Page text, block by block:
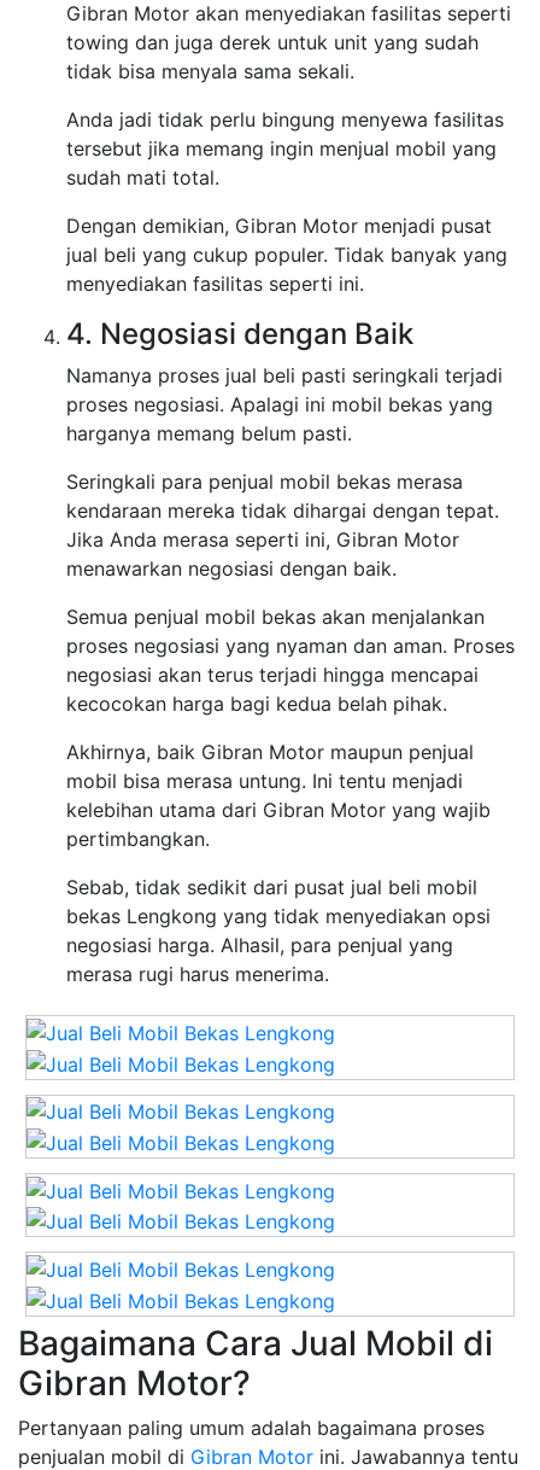
Gibran Motor akan menyediakan fasilitas seperti
towing dan juga derek untuk unit yang sudah
tidak bisa menyala sama sekali.
Anda jadi tidak perlu bingung menyewa fasilitas
tersebut jika memang ingin menjual mobil yang
sudah mati total.
Dengan demikian, Gibran Motor menjadi pusat
jual beli yang cukup populer. Tidak banyak yang
menyediakan fasilitas seperti ini.
4. Negosiasi dengan Baik
Namanya proses jual beli pasti seringkali terjadi
proses negosiasi. Apalagi ini mobil bekas yang
harganya memang belum pasti.
Seringkali para penjual mobil bekas merasa
kendaraan mereka tidak dihargai dengan tepat.
Jika Anda merasa seperti ini, Gibran Motor
menawarkan negosiasi dengan baik.
Semua penjual mobil bekas akan menjalankan
proses negosiasi yang nyaman dan aman. Proses
negosiasi akan terus terjadi hingga mencapai
kecocokan harga bagi kedua belah pihak.
Akhirnya, baik Gibran Motor maupun penjual
mobil bisa merasa untung. Ini tentu menjadi
kelebihan utama dari Gibran Motor yang wajib
pertimbangkan.
Sebab, tidak sedikit dari pusat jual beli mobil
bekas Lengkong yang tidak menyediakan opsi
negosiasi harga. Alhasil, para penjual yang
merasa rugi harus menerima.
Bagaimana Cara Jual Mobil di
Gibran Motor?
Pertanyaan paling umum adalah bagaimana proses
penjualan mobil di Gibran Motor ini. Jawabannya tentu